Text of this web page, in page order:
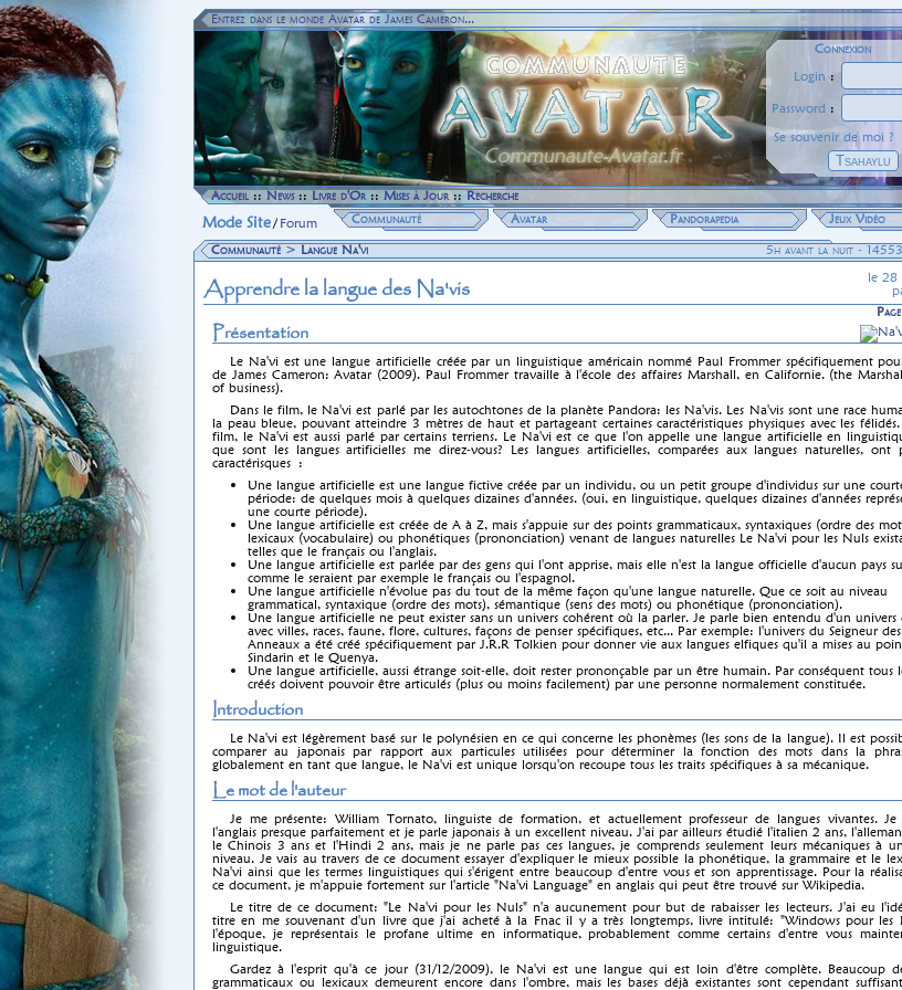
Entrez dans le monde Avatar de James Cameron...
Connexion
Login :
Password :
Se souvenir de moi ?
Accueil::News::Livre d'Or::Mises à Jour::Recherche
Mode Site/ Forum Communauté Avatar Pandorapedia Jeux Vidéo
Communauté >Langue Na'vi 5h avant la nuit -
Apprendre la langue des Na'vis
le
Présentation
Le Na'vi est une langue artificielle créée par un linguistique américain nommé Paul Frommer spécifiquement
de James Cameron: Avatar (2009). Paul Frommer travaille à l'école des affaires Marshall, en Californie. (the
of business).
Dans le film, le Na'vi est parlé par les autochtones de la planète Pandora: les Na'vis. Les Na'vis sont une race
la peau bleue, pouvant atteindre 3 mètres de haut et partageant certaines caractéristiques physiques avec les
film, le Na'vi est aussi parlé par certains terriens. Le Na'vi est ce que l'on appelle une langue artificielle en
que sont les langues artificielles me direz-vous? Les langues artificielles, comparées aux langues naturelles, ont
caractérisques :
Une langue artificielle est une langue fictive créée par un individu, ou un petit groupe d'individus sur une
période: de quelques mois à quelques dizaines d'années. (oui, en linguistique, quelques dizaines d'années
une courte période).
Une langue artificielle est créée de A à Z, mais s'appuie sur des points grammaticaux, syntaxiques (ordre des
lexicaux (vocabulaire) ou phonétiques (prononciation) venant de langues naturelles Le Na'vi pour les Nuls
telles que le français ou l'anglais.
Une langue artificielle est parlée par des gens qui l'ont apprise, mais elle n'est la langue officielle d'aucun pays
comme le seraient par exemple le français ou l'espagnol.
Une langue artificielle n'évolue pas du tout de la même façon qu'une langue naturelle. Que ce soit au niveau
grammatical, syntaxique (ordre des mots), sémantique (sens des mots) ou phonétique (prononciation).
Une langue artificielle ne peut exister sans un univers cohérent où la parler. Je parle bien entendu d'un univers
avec villes, races, faune, flore, cultures, façons de penser spécifiques, etc... Par exemple: l'univers du Seigneur des
Anneaux a été créé spécifiquement par J.R.R Tolkien pour donner vie aux langues elfiques qu'il a mises au
Sindarin et le Quenya.
Une langue artificielle, aussi étrange soit-elle, doit rester prononçable par un être humain. Par conséquent tous
créés doivent pouvoir être articulés (plus ou moins facilement) par une personne normalement constituée.
Introduction
Le Na'vi est légèrement basé sur le polynésien en ce qui concerne les phonèmes (les sons de la langue). Il est
comparer au japonais par rapport aux particules utilisées pour déterminer la fonction des mots dans la
globalement en tant que langue, le Na'vi est unique lorsqu'on recoupe tous les traits spécifiques à sa mécanique.
Le mot de l'auteur
Je me présente: William Tornato, linguiste de formation, et actuellement professeur de langues vivantes. Je
l'anglais presque parfaitement et je parle japonais à un excellent niveau. J'ai par ailleurs étudié l'italien 2 ans,
le Chinois 3 ans et l'Hindi 2 ans, mais je ne parle pas ces langues, je comprends seulement leurs mécaniques à
niveau. Je vais au travers de ce document essayer d'expliquer le mieux possible la phonétique, la grammaire et le
Na'vi ainsi que les termes linguistiques qui s'érigent entre beaucoup d'entre vous et son apprentissage. Pour la
ce document, je m'appuie fortement sur l'article "Na'vi Language" en anglais qui peut être trouvé sur Wikipedia.
Le titre de ce document: "Le Na'vi pour les Nuls" n'a aucunement pour but de rabaisser les lecteurs. J'ai eu
titre en me souvenant d'un livre que j'ai acheté à la Fnac il y a très longtemps, livre intitulé: "Windows pour les
l'époque, je représentais le profane ultime en informatique, probablement comme certains d'entre vous
linguistique.
Gardez à l'esprit qu'à ce jour (31/12/2009), le Na'vi est une langue qui est loin d'être complète. Beaucoup
grammaticaux ou lexicaux demeurent encore dans l'ombre, mais les bases déjà existantes sont cependant